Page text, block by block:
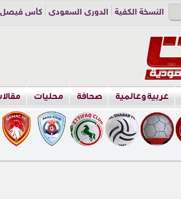
النسخة الكفية الدوري السعودي كأس فيصل
عربية وعالمية صحافة محليات